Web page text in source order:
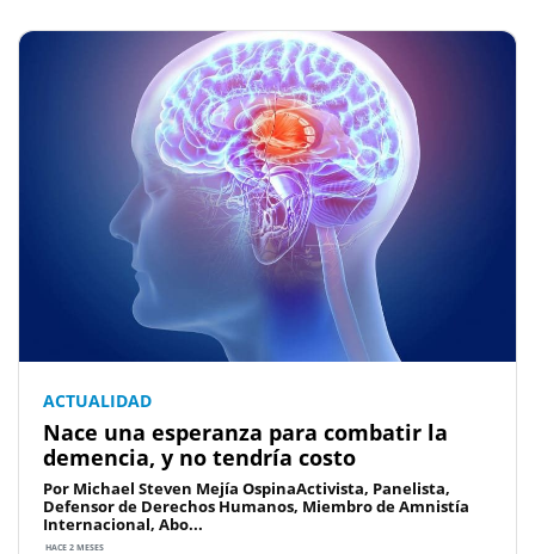
ACTUALIDAD
Nace una esperanza para combatir la
demencia, y no tendría costo
Por Michael Steven Mejía OspinaActivista, Panelista,
Defensor de Derechos Humanos, Miembro de Amnistía
Internacional, Abo...
HACE 2 MESES